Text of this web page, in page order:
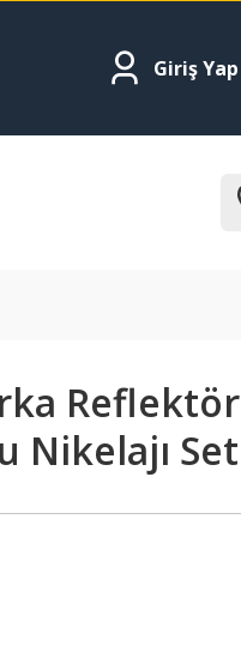
Giriş Yap
Reflektör
Nikelajı Set